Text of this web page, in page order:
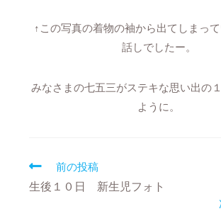
↑この写真の着物の袖から出てしまっ
話しでしたー。
みなさまの七五三がステキな思い出の
ように。
前の投稿
生後１０日 新生児フォト